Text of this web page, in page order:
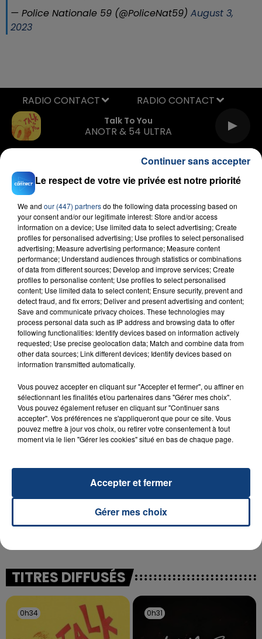
— Police Nationale 59 (@PoliceNat59) August 3,
2023
Talk To You
ANOTR & 54 ULTRA
RADIO CONTACT
FIL D'ACTU
23 juillet 2026
INCENDIE MORTEL À LENS : UNE FEMME ET
Un homme s'est immolé par le feu après avoir
aspergé sa compagne et leur bébé de trois mois
d'un liquide inflammable.
20 juillet 2026
UNE ADOLESCENTE DEVANT SE FAIRE
OPÉRER DE LA CHEVILLE RESSORT DE LA...
reconnu sa responsabilité et présenté ses
excuses.
TITRES DIFFUSÉS
0h34
0h34 0h31
0h31
Le respect de votre vie privée est notre priorité
We and our (447) partnersdo the following data processing based on
your consent and/or our legitimate interest: Store and/or access
information on a device; Use limited data to select advertising; Create
profiles for personalised advertising; Use profiles to select personalised
advertising; Measure advertising performance; Measure content
performance; Understand audiences through statistics or combinations
of data from different sources; Develop and improve services; Create
profiles to personalise content; Use profiles to select personalised
content; Use limited data to select content; Ensure security, prevent and
detect fraud, and fix errors; Deliver and present advertising and content;
Save and communicate privacy choices. These technologies may
process personal data such as IP address and browsing data to offer
following functionalities: Identify devices based on information actively
requested; Use precise geolocation data; Match and combine data from
other data sources; Link different devices; Identify devices based on
information transmitted automatically.
Vous pouvez accepter en cliquant sur "Accepter et fermer", ou affiner en
sélectionnant les finalités et/ou partenaires dans "Gérer mes choix".
Vous pouvez également refuser en cliquant sur "Continuer sans
accepter". Vos préférences ne s'appliqueront que pour ce site. Vous
pouvez mettre à jour vos choix, ou retirer votre consentement à tout
moment via le lien "Gérer les cookies" situé en bas de chaque page.
Gérer mes choix
Accepter et fermer
Continuer sans accepter